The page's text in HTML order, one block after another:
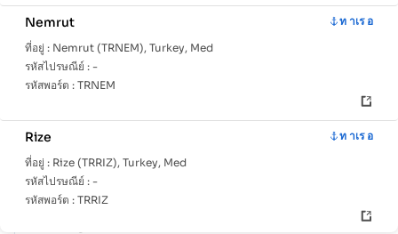
Nemrut
ท าเร อ
ที่อยู่ : Nemrut (TRNEM), Turkey, Med
รหัสไปรษณีย์ : -
รหัสพอร์ต : TRNEM
Rize
ท าเร อ
ที่อยู่ : Rize (TRRIZ), Turkey, Med
รหัสไปรษณีย์ : -
รหัสพอร์ต : TRRIZ
หลัก
ท่าเรือ
ด้วยเครือข่ายที่ครอบคลุมของ 38 พอร์ต, Turkey มีโครงสร้างพื้นฐานท
ทะเลที่ทรงพลังฮับกุญแจเช่น Alanya, Aliaga, Ambarli มีบทบาทในก
จัดการการค้าจำนวนมาก นำเสนอตัวเลือกโลจิสติกส์ที่หลากหลาย และ
สร้างความยืดหยุ่นในการเชื่อมต่อกับช่องทางการขนส่งระหว่างประเท
COUNTRY SNAPSHOT